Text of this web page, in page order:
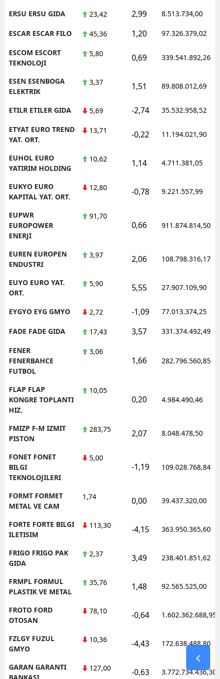
ERSU ERSU GIDA 23,42 2,99 8.513.734,00
ESCAR ESCAR FILO 45,36 1,20 97.326.379,02
ESCOM ESCORT
TEKNOLOJI
5,80 0,69 339.541.892,26
ESEN ESENBOGA
ELEKTRIK
3,37 1,51 89.808.012,69
ETILR ETILER GIDA 5,69 -2,74 35.532.958,52
ETYAT EURO TREND
YAT. ORT.
13,71 -0,22 11.194.021,90
EUHOL EURO
YATIRIM HOLDING
10,62 1,14 4.711.381,05
EUKYO EURO
KAPITAL YAT. ORT.
12,80 -0,78 9.221.557,99
EUPWR
EUROPOWER
ENERJI
91,70
0,66 911.874.814,50
EUREN EUROPEN
ENDUSTRI
3,97 2,06 108.798.316,17
EUYO EURO YAT.
ORT.
5,90 5,55 27.907.109,90
EYGYO EYG GMYO 2,72 -1,09 77.013.374,25
FADE FADE GIDA 17,43 3,57 331.374.492,49
FENER
FENERBAHCE
FUTBOL
3,06
1,66 282.796.560,85
FLAP FLAP
KONGRE TOPLANTI
HIZ.
10,05
0,20 4.984.490,46
FMIZP F-M IZMIT
PISTON
283,75 2,07 8.048.478,50
FONET FONET
BILGI
TEKNOLOJILERI
5,00
-1,19 109.028.768,84
FORMT FORMET
METAL VE CAM
1,74 0,00 39.437.320,00
FORTE FORTE BILGI
ILETISIM
113,30 -4,15 363.950.365,60
FRIGO FRIGO PAK
GIDA
2,37 3,49 238.401.851,62
FRMPL FORMUL
PLASTIK VE METAL
35,76 1,48 92.565.525,00
FROTO FORD
OTOSAN
78,10 -0,64 1.602.362.688,95
FZLGY FUZUL
GMYO
10,36 -4,43 172.638.488,80
GARAN GARANTI
BANKASI
127,00 -0,63 3.772.734.436,30